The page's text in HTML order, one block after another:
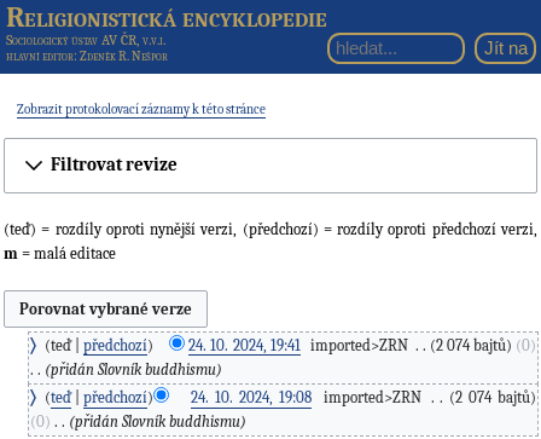
Religionistická encyklopedie
Sociologický ústav AV ČR, v.v.i.
hlavní editor: Zdeněk R. Nešpor
Zobrazit protokolovací záznamy k této stránce
Filtrovat revize
(teď) = rozdíly oproti nynější verzi, (předchozí) = rozdíly oproti předchozí verzi,
m = malá editace
teď předchozí 24. 10. 2024, 19:41 imported>ZRN 2 074 bajtů
0
přidán Slovník buddhismu
teď
předchozí 24. 10. 2024, 19:08‎ imported>ZRN
2 074 bajtů
0 ‎
přidán Slovník buddhismu